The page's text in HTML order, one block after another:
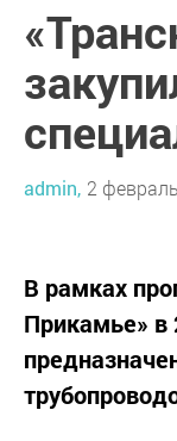
admin, 2
В рамках
Прикамье» в